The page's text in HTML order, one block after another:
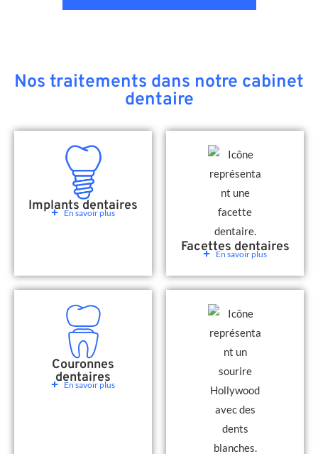
Nos traitements dans notre cabinet
dentaire
Implants dentaires
En savoir plus
Facettes dentaires
En savoir plus
Couronnes
dentaires
En savoir plus